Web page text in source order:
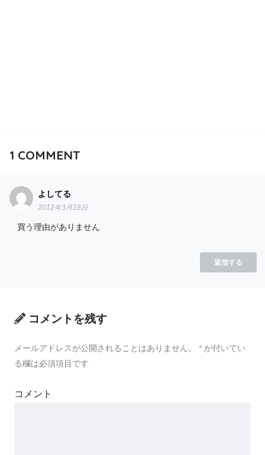
1 COMMENT
よしてる
2012年3月18日
買う理由がありません
返信する
コメントを残す
メールアドレスが公開されることはありません。 * が付いてい
る欄は必須項目です
コメント